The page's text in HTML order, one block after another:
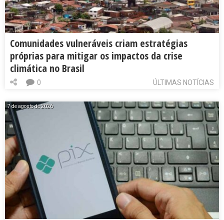
Comunidades vulneráveis criam estratégias
próprias para mitigar os impactos da crise
climática no Brasil
ÚLTIMAS NOTÍCIAS
0
7 de agosto de 2026